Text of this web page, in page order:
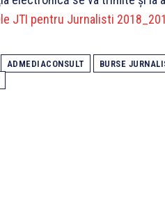
JTI pentru Jurnalisti
ADMEDIACONSULT BURSE